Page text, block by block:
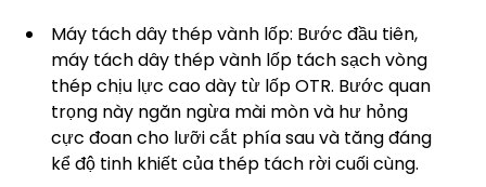
Máy tách dây thép vành lốp: Bước đầu tiên,
máy tách dây thép vành lốp tách sạch vòng
thép chịu lực cao dày từ lốp OTR. Bước quan
trọng này ngăn ngừa mài mòn và hư hỏng
cực đoan cho lưỡi cắt phía sau và tăng đáng
kể độ tinh khiết của thép tách rời cuối cùng.